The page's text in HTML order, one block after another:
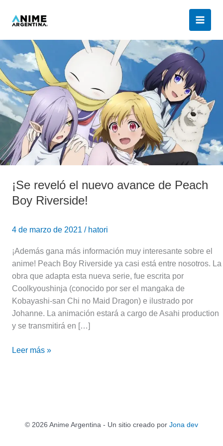
¡Se reveló el nuevo avance de Peach
Boy Riverside!
4 de marzo de 2021 / hatori
¡Además gana más información muy interesante sobre el
anime! Peach Boy Riverside ya casi está entre nosotros. La
obra que adapta esta nueva serie, fue escrita por
Coolkyoushinja (conocido por ser el mangaka de
Kobayashi-san Chi no Maid Dragon) e ilustrado por
Johanne. La animación estará a cargo de Asahi production
y se transmitirá en […]
reveló
el
nuevo
avance
de
Peach
Boy
Riverside!
Leer más »
© 2026 Anime Argentina - Un sitio creado por Jona dev